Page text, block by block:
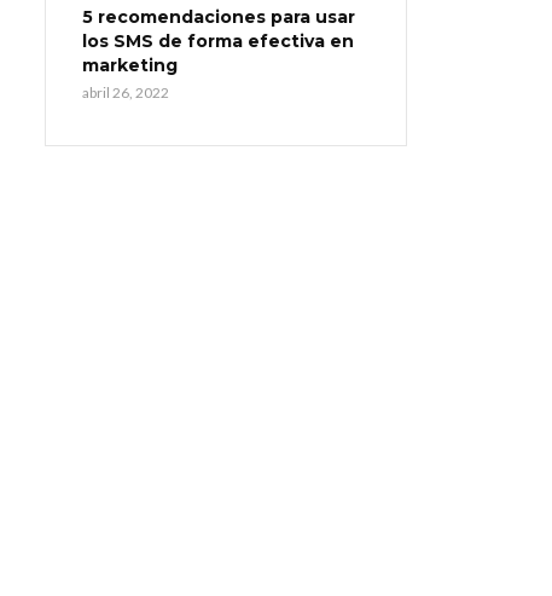
5 recomendaciones para usar
los SMS de forma efectiva en
marketing
abril 26, 2022